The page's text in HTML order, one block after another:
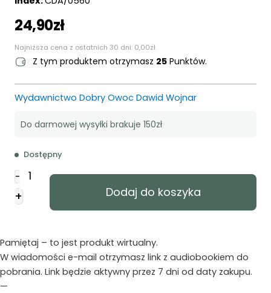
24,90zł
Najniższa cena z ostatnich 30 dni: 0,00zł.
Z tym produktem otrzymasz 25 Punktów.
Wydawnictwo Dobry Owoc Dawid Wojnar
Do darmowej wysyłki brakuje 150zł
Dostępny
-
ilość
Perri
-
Audiobook
+ Dodaj do koszyka
Pamiętaj – to jest produkt wirtualny.
W wiadomości e-mail otrzymasz link z audiobookiem do
pobrania. Link będzie aktywny przez 7 dni od daty zakupu.
—